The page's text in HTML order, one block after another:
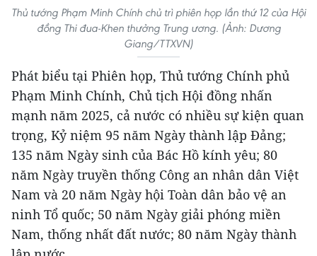
Thủ tướng Phạm Minh Chính chủ trì phiên họp lần thứ 12 của Hội
đồng Thi đua-Khen thưởng Trung ương. (Ảnh: Dương
Giang/TTXVN)
Phát biểu tại Phiên họp, Thủ tướng Chính phủ
Phạm Minh Chính, Chủ tịch Hội đồng nhấn
mạnh năm 2025, cả nước có nhiều sự kiện quan
trọng, Kỷ niệm 95 năm Ngày thành lập Đảng;
135 năm Ngày sinh của Bác Hồ kính yêu; 80
năm Ngày truyền thống Công an nhân dân Việt
Nam và 20 năm Ngày hội Toàn dân bảo vệ an
ninh Tổ quốc; 50 năm Ngày giải phóng miền
Nam, thống nhất đất nước; 80 năm Ngày thành